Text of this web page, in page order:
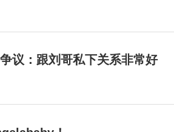
议：跟刘哥私下关系非常好